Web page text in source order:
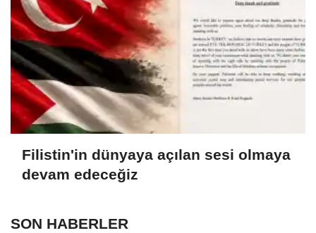
Filistin'in dünyaya açılan sesi olmaya
devam edeceğiz
SON HABERLER